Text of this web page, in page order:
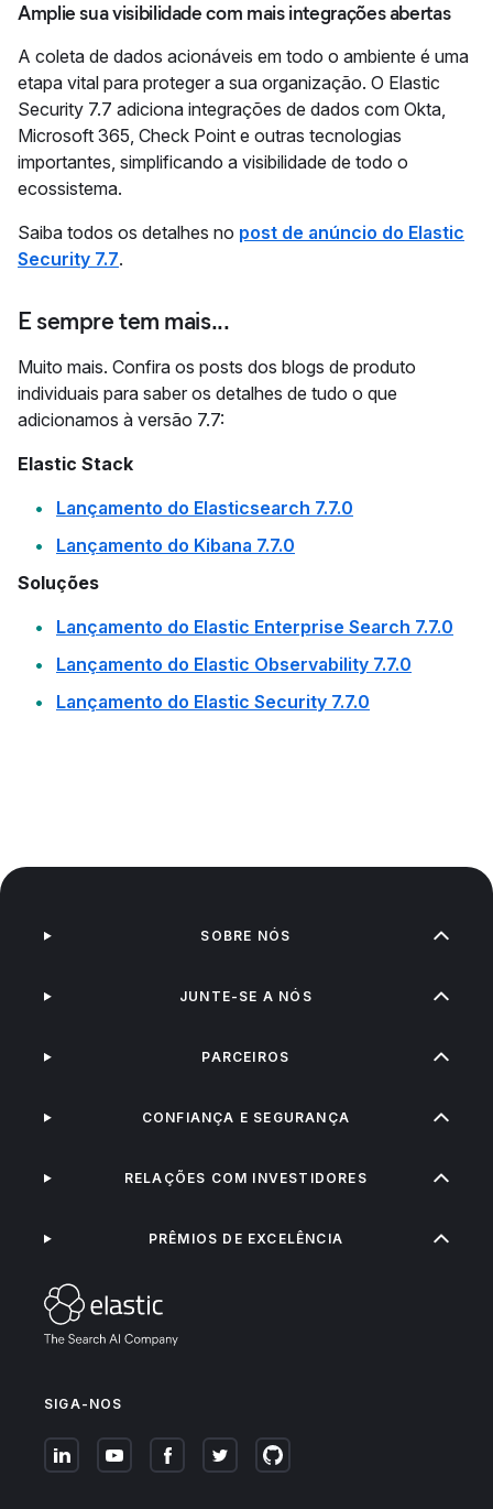
Amplie sua visibilidade com mais integrações abertas
A coleta de dados acionáveis em todo o ambiente é uma
etapa vital para proteger a sua organização. O Elastic
Security 7.7 adiciona integrações de dados com Okta,
Microsoft 365, Check Point e outras tecnologias
importantes, simplificando a visibilidade de todo o
ecossistema.
Saiba todos os detalhes no post de anúncio do Elastic
Security 7.7.
E sempre tem mais...
Muito mais. Confira os posts dos blogs de produto
individuais para saber os detalhes de tudo o que
adicionamos à versão 7.7:
Elastic Stack
Lançamento do Elasticsearch 7.7.0
Lançamento do Kibana 7.7.0
Soluções
Lançamento do Elastic Enterprise Search 7.7.0
Lançamento do Elastic Observability 7.7.0
Lançamento do Elastic Security 7.7.0
SIGA-NOS
SOBRE NÓS
JUNTE-SE A NÓS
PARCEIROS
CONFIANÇA E SEGURANÇA
RELAÇÕES COM INVESTIDORES
PRÊMIOS DE EXCELÊNCIA